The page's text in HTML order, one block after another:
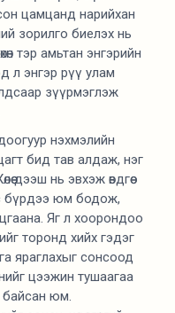
цамцанд нарийхан
зорилго биелэх нь
тэр амьтан энгэрийн
л энгэр рүү улам
зүүрмэглэж
нэхмэлийн
цагт бид тав алдаж, нэг
дээш нь эвхэж өвдгөө
бүрдээ юм бодож,
Яг л хоорондоо
торонд хийх гэдэг
яраглахыг сонсоод
цээжин тушаагаа
байсан юм.